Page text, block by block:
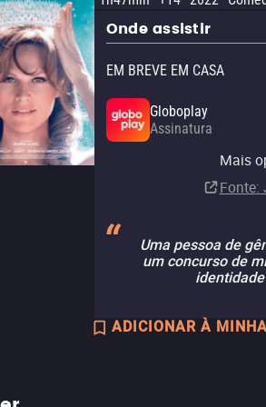
Onde assistir
EM BREVE EM CASA
Globoplay
Assinatura
AssinaturaMais
Fonte:
Uma pessoa de
um concurso de
ADICIONAR À